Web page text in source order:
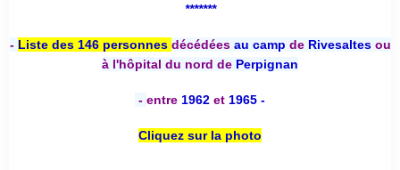
*******
- Liste des 146 personnes décédées au camp deRivesaltesou
à l'hôpital du nord de Perpignan
- entre 1962 et 1965 -
Cliquez sur la photo